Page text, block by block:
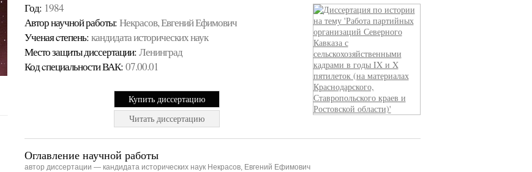
Год: 1984
Автор научной работы: Некрасов, Евгений Ефимович
Ученая cтепень: кандидата исторических наук
Место защиты диссертации: Ленинград
Код cпециальности ВАК: 07.00.01
Купить диссертацию
Читать диссертацию
Оглавление научной работы
автор диссертации — кандидата исторических наук Некрасов, Евгений Ефимович